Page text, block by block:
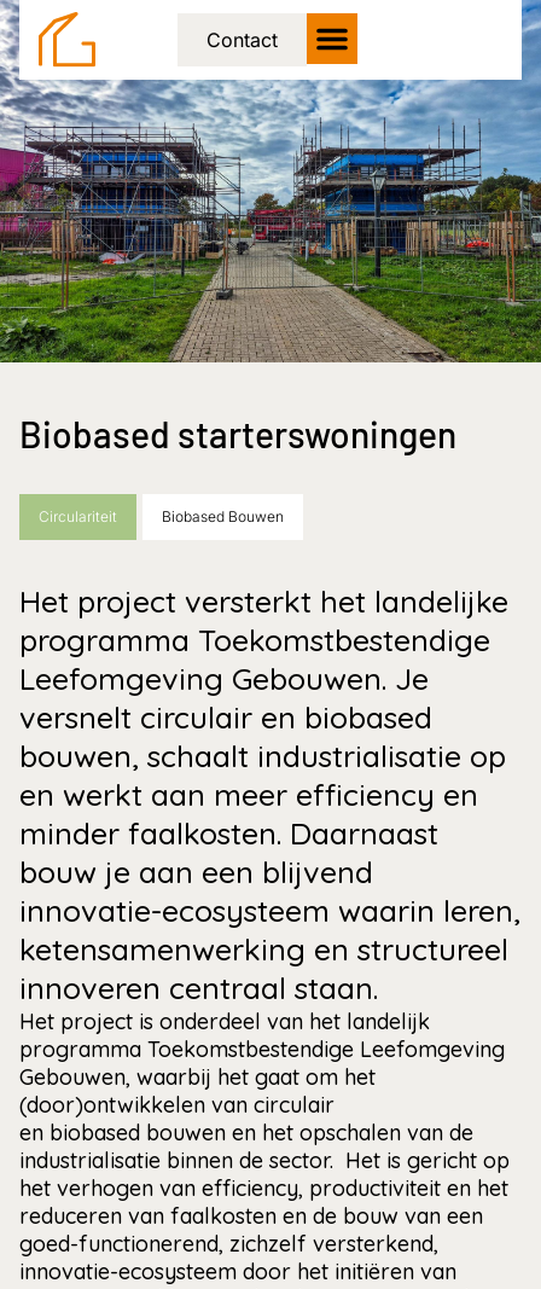
Contact
Biobased starterswoningen
Circulariteit Biobased Bouwen
Het project versterkt het landelijke
programma Toekomstbestendige
Leefomgeving Gebouwen. Je
versnelt circulair en biobased
bouwen, schaalt industrialisatie op
en werkt aan meer efficiency en
minder faalkosten. Daarnaast
bouw je aan een blijvend
innovatie-ecosysteem waarin leren,
ketensamenwerking en structureel
innoveren centraal staan.
Het project is onderdeel van het landelijk
programma Toekomstbestendige Leefomgeving
Gebouwen, waarbij het gaat om het
(door)ontwikkelen van circulair
en biobased bouwen en het opschalen van de
industrialisatie binnen de sector. Het is gericht op
het verhogen van efficiency, productiviteit en het
reduceren van faalkosten en de bouw van een
goed-functionerend, zichzelf versterkend,
innovatie-ecosysteem door het initiëren van